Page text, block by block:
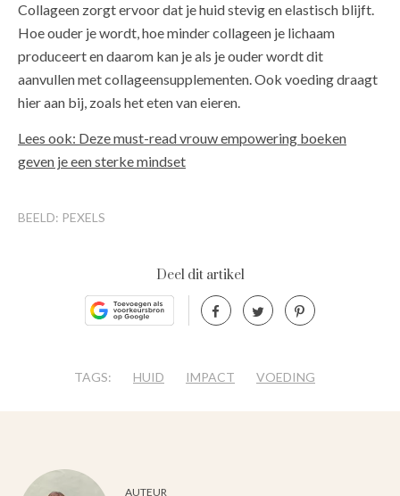
Collageen zorgt ervoor dat je huid stevig en elastisch blijft.
Hoe ouder je wordt, hoe minder collageen je lichaam
produceert en daarom kan je als je ouder wordt dit
aanvullen met collageensupplementen. Ook voeding draagt
hier aan bij, zoals het eten van eieren.
Lees ook: Deze must-read vrouw empowering boeken
geven je een sterke mindset
BEELD: PEXELS
Deel dit artikel
TAGS: HUID IMPACT VOEDING
AUTEUR